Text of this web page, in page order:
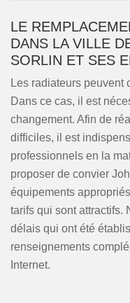
LE
DANS LA VILLE
SORLIN ET SES
Les radiateurs peuvent
Dans ce cas, il est
changement. Afin de
difficiles, il est
professionnels en la
proposer de convier
équipements
tarifs qui sont attractifs.
délais qui ont été
renseignements
Internet.